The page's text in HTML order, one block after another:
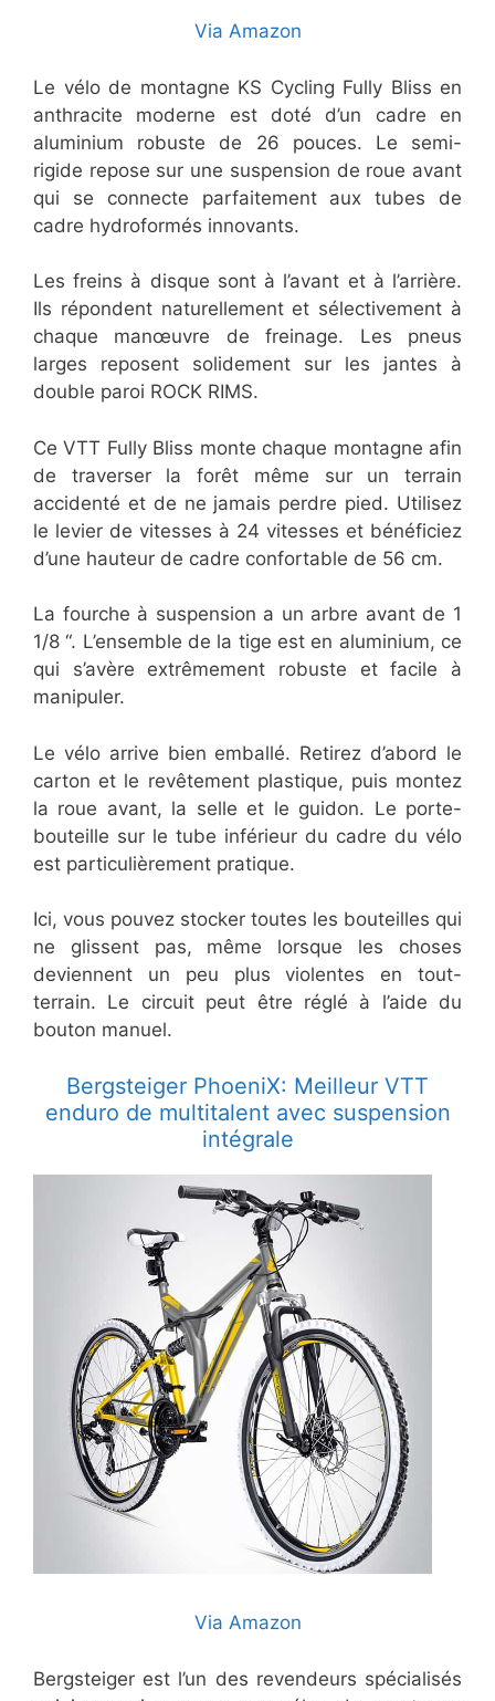
Via Amazon
Le vélo de montagne KS Cycling Fully Bliss en
anthracite moderne est doté d’un cadre en
aluminium robuste de 26 pouces. Le semi-
rigide repose sur une suspension de roue avant
qui se connecte parfaitement aux tubes de
cadre hydroformés innovants.
Les freins à disque sont à l’avant et à l’arrière.
Ils répondent naturellement et sélectivement à
chaque manœuvre de freinage. Les pneus
larges reposent solidement sur les jantes à
double paroi ROCK RIMS.
Ce VTT Fully Bliss monte chaque montagne afin
de traverser la forêt même sur un terrain
accidenté et de ne jamais perdre pied. Utilisez
le levier de vitesses à 24 vitesses et bénéficiez
d’une hauteur de cadre confortable de 56 cm.
La fourche à suspension a un arbre avant de 1
1/8 “. L’ensemble de la tige est en aluminium, ce
qui s’avère extrêmement robuste et facile à
manipuler.
Le vélo arrive bien emballé. Retirez d’abord le
carton et le revêtement plastique, puis montez
la roue avant, la selle et le guidon. Le porte-
bouteille sur le tube inférieur du cadre du vélo
est particulièrement pratique.
Ici, vous pouvez stocker toutes les bouteilles qui
ne glissent pas, même lorsque les choses
deviennent un peu plus violentes en tout-
terrain. Le circuit peut être réglé à l’aide du
bouton manuel.
Bergsteiger PhoeniX: Meilleur VTT
enduro de multitalent avec suspension
intégrale
Via Amazon
Bergsteiger est l’un des revendeurs spécialisés